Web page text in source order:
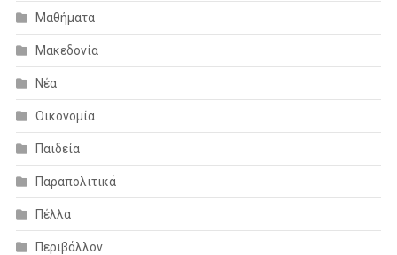
Μαθήματα
Μακεδονία
Νέα
Οικονομία
Παιδεία
Παραπολιτικά
Πέλλα
Περιβάλλον